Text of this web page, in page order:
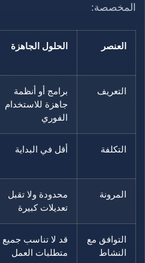
المخصصة:
العنصر الحلول الجاهزة
التعريف
برامج أو أنظمة
جاهزة للاستخدام
الفوري
التكلفة أقل في البداية
المرونة
محدودة ولا تقبل
تعديلات كبيرة
التوافق مع
النشاط
قد لا تناسب جميع
متطلبات العمل